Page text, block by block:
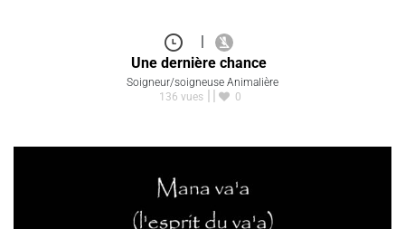
|
Une dernière chance
Soigneur/soigneuse Animalière
136 vues
0